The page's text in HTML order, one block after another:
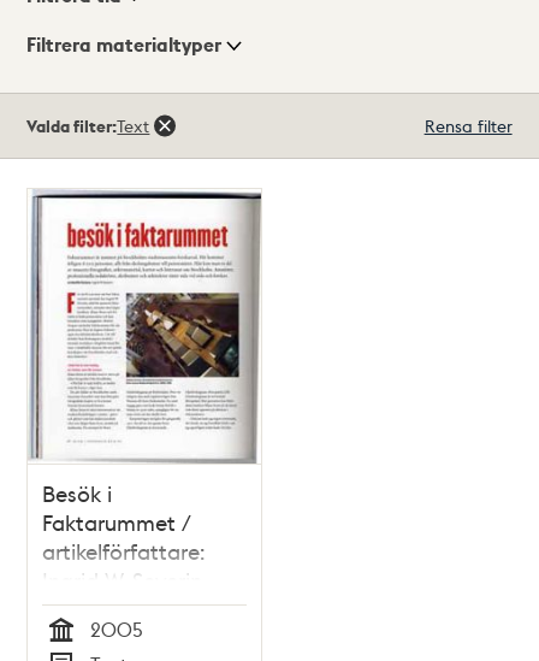
Visningsläge
Filtrera materialtyper
träffar
Valda filter:Text Rensa filter
Besök i
Faktarummet /
artikelförfattare:
Ingrid W. Severin
2005